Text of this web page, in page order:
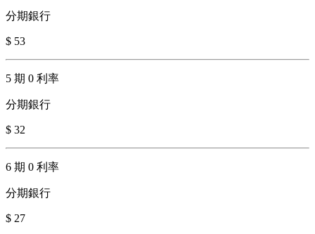
分期銀行
$ 53
5 期 0 利率
分期銀行
$ 32
6 期 0 利率
分期銀行
$ 27